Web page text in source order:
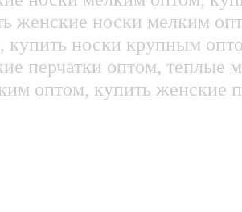
женские носки мелким
купить носки крупным
перчатки оптом, теплые
оптом, купить женские